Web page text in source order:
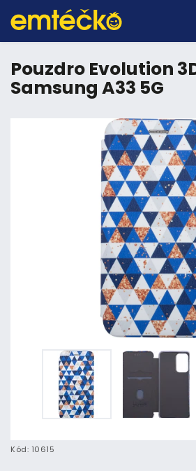
Pouzdro Evolution
Samsung A33 5G
Kód: 10615